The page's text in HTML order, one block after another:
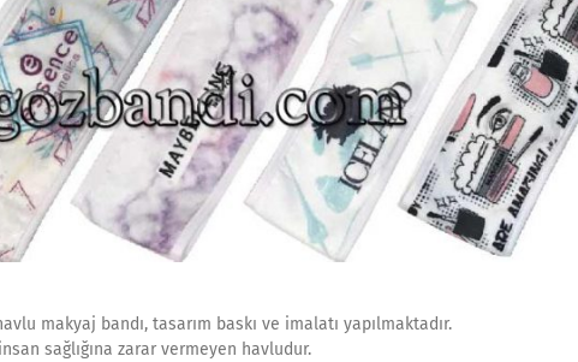
makyaj bandı, tasarım baskı ve imalatı yapılmaktadır.
sağlığına zarar vermeyen havludur.